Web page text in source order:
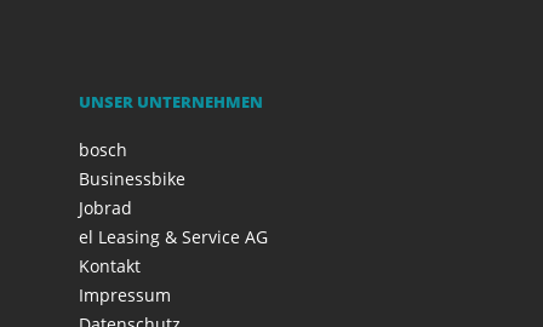
UNSER UNTERNEHMEN
bosch
Businessbike
Jobrad
el Leasing & Service AG
Kontakt
Impressum